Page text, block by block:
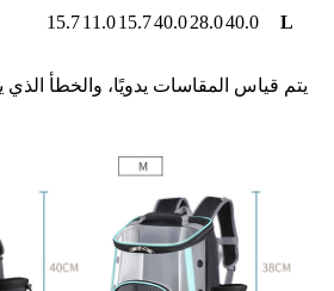
L
40.0
28.0
40.0
15.7
11.0
15.7
يتم قياس المقاسات يدويًا، والخطأ الذي يبلغ حوالي 1-